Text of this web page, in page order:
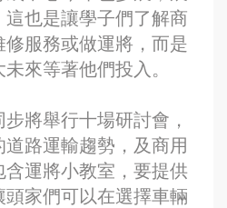
也是讓學子們了解商
服務或做運將，而是
來等著他們投入。
將舉行十場研討會，
路運輸趨勢，及商用
運將小教室，要提供
家們可以在選擇車輛